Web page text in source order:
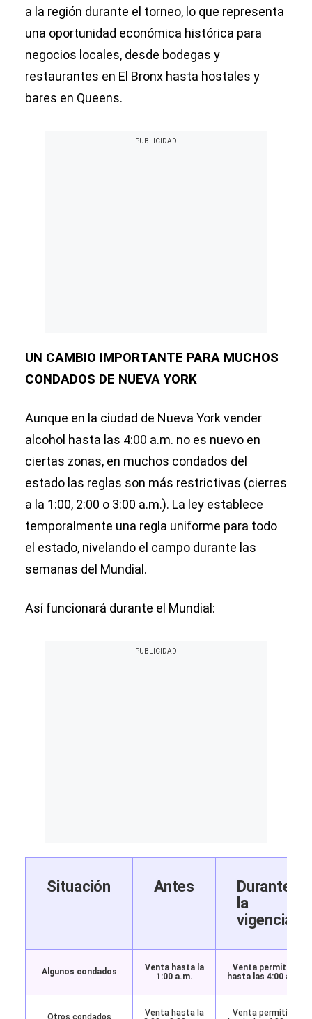
a la región durante el torneo, lo que representa
una oportunidad económica histórica para
negocios locales, desde bodegas y
restaurantes en El Bronx hasta hostales y
bares en Queens.
UN CAMBIO IMPORTANTE PARA MUCHOS
CONDADOS DE NUEVA YORK
Aunque en la ciudad de Nueva York vender
alcohol hasta las 4:00 a.m. no es nuevo en
ciertas zonas, en muchos condados del
estado las reglas son más restrictivas (cierres
a la 1:00, 2:00 o 3:00 a.m.). La ley establece
temporalmente una regla uniforme para todo
el estado, nivelando el campo durante las
semanas del Mundial.
Así funcionará durante el Mundial:
Situación Antes
Durante
la
vigencia
Algunos condados
Venta hasta la
1:00 a.m.
Venta permitida
hasta las 4:00 a.m.
Venta hasta la
Venta permitida